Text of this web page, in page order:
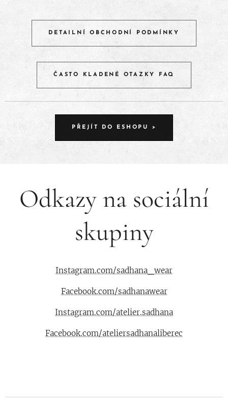
DETAILNÍ OBCHODNÍ PODMÍNKY
ČASTO KLADENÉ OTAZKY FAQ
PŘEJÍT DO ESHOPU >
Odkazy na sociální
skupiny
Instagram.com/sadhana_wear
Facebook.com/sadhanawear
Instagram.com/atelier.sadhana
Facebook.com/ateliersadhanaliberec